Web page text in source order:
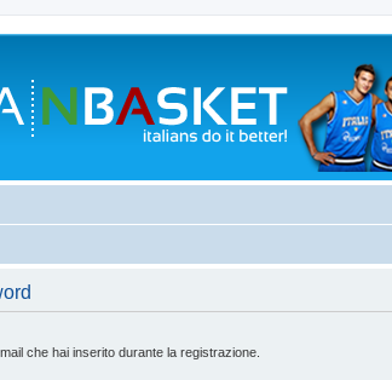
che hai inserito durante la registrazione.